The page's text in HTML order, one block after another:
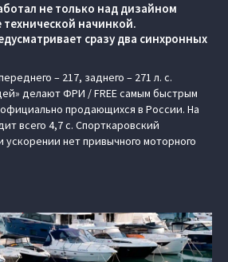
не только над дизайном
начинкой.
сразу два синхронных
– 217, заднего – 271 л. с.
делают ФРИ / FREE самым быстрым
продающихся в России. На
всего 4,7 с. Спорткаровский
ускорении нет привычного моторного